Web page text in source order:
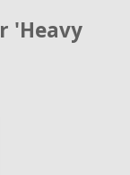
'Heavy